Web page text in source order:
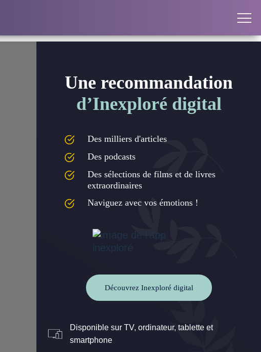
Une recommandation
d’Inexploré digital
Des milliers d'articles
Des podcasts
Des sélections de films et de livres
extraordinaires
Naviguez avec vos émotions !
Découvrez Inexploré digital
Disponible sur TV, ordinateur, tablette et
smartphone